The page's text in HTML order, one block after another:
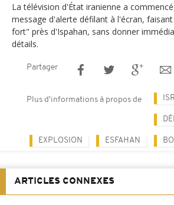
La télévision d'État iranienne a
message d'alerte défilant à l'écran,
fort" près d'Ispahan, sans donner
détails.
Partager
Plus d'informations à propos de
EXPLOSION ESFAHAN
ARTICLES CONNEXES